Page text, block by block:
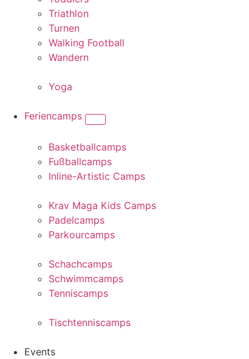
Triathlon
Turnen
Walking Football
Wandern
Yoga
Feriencamps
Basketballcamps
Fußballcamps
Inline-Artistic Camps
Krav Maga Kids Camps
Padelcamps
Parkourcamps
Schachcamps
Schwimmcamps
Tenniscamps
Tischtenniscamps
Events